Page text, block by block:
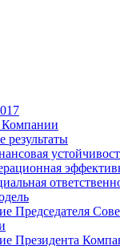
результаты
Председателя
Президента